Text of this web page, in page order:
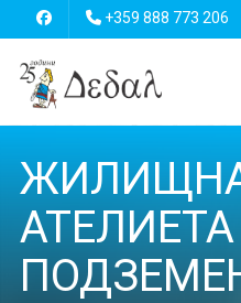
+359 888 773 206